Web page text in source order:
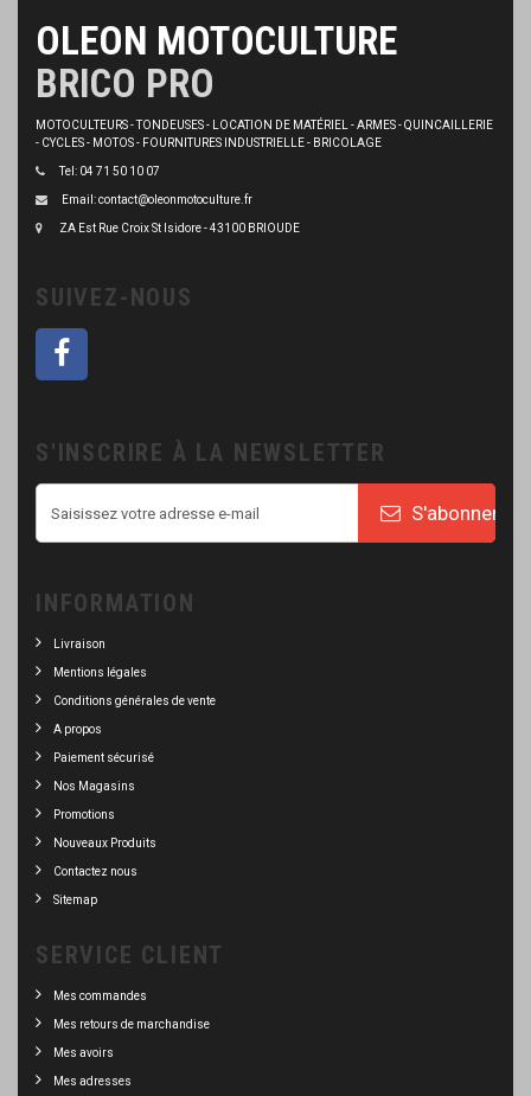
OLEON MOTOCULTURE
BRICO PRO
MOTOCULTEURS - TONDEUSES - LOCATION DE MATÉRIEL - ARMES - QUINCAILLERIE
- CYCLES - MOTOS - FOURNITURES INDUSTRIELLE - BRICOLAGE
Tel: 04 71 50 10 07
Email: contact@oleonmotoculture.fr
ZA Est Rue Croix St Isidore - 43100 BRIOUDE
SUIVEZ-NOUS
S'INSCRIRE À LA NEWSLETTER
S'abonner
INFORMATION
Livraison
Mentions légales
Conditions générales de vente
A propos
Paiement sécurisé
Nos Magasins
Promotions
Nouveaux Produits
Contactez nous
Sitemap
SERVICE CLIENT
Mes commandes
Mes retours de marchandise
Mes avoirs
Mes adresses